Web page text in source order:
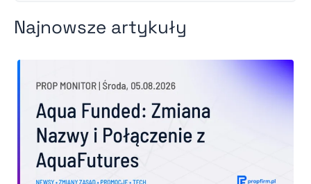
Najnowsze artykuły